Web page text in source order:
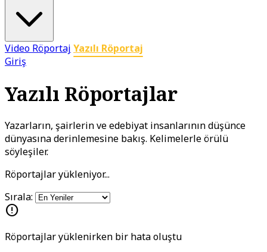
Video Röportaj Yazılı Röportaj
Giriş
Yazılı Röportajlar
Yazarların, şairlerin ve edebiyat insanlarının düşünce
dünyasına derinlemesine bakış. Kelimelerle örülü
söyleşiler.
Röportajlar yükleniyor...
Sırala:
error
Röportajlar yüklenirken bir hata oluştu